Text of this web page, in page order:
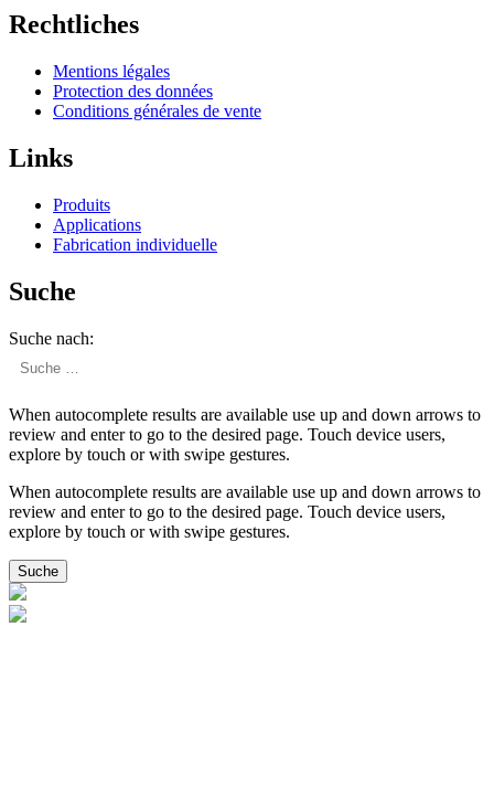
Rechtliches
Mentions légales
Protection des données
Condi­tions générales de vente
Links
Produits
Appli­ca­tions
Fabri­cation individuelle
Suche
Suche nach:
When autocomplete results are available use up and down arrows to
review and enter to go to the desired page. Touch device users,
explore by touch or with swipe gestures.
When autocomplete results are available use up and down arrows to
review and enter to go to the desired page. Touch device users,
explore by touch or with swipe gestures.